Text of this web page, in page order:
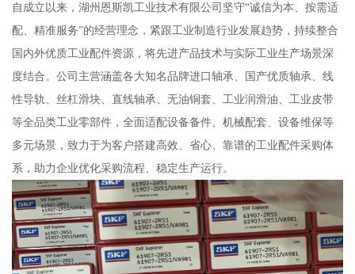
自成立以来，湖州恩斯凯工业技术有限公司坚守“诚信为本、按需适
配、精准服务”的经营理念，紧跟工业制造行业发展趋势，持续整合
国内外优质工业配件资源，将先进产品技术与实际工业生产场景深
度结合。公司主营涵盖各大知名品牌进口轴承、国产优质轴承、线
性导轨、丝杠滑块、直线轴承、无油铜套、工业润滑油、工业皮带
等全品类工业零部件，全面适配设备备件、机械配套、设备维保等
多元场景，致力于为客户搭建高效、省心、靠谱的工业配件采购体
系，助力企业优化采购流程、稳定生产运行。